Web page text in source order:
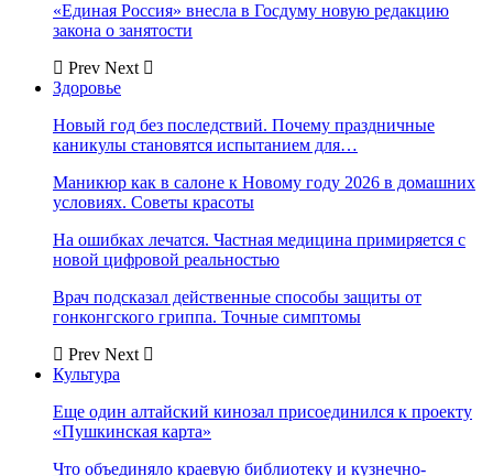
«Единая Россия» внесла в Госдуму новую редакцию
закона о занятости
Prev Next
Здоровье
Новый год без последствий. Почему праздничные
каникулы становятся испытанием для…
Маникюр как в салоне к Новому году 2026 в домашних
условиях. Советы красоты
На ошибках лечатся. Частная медицина примиряется с
новой цифровой реальностью
Врач подсказал действенные способы защиты от
гонконгского гриппа. Точные симптомы
Prev Next
Культура
Еще один алтайский кинозал присоединился к проекту
«Пушкинская карта»
Что объединяло краевую библиотеку и кузнечно-